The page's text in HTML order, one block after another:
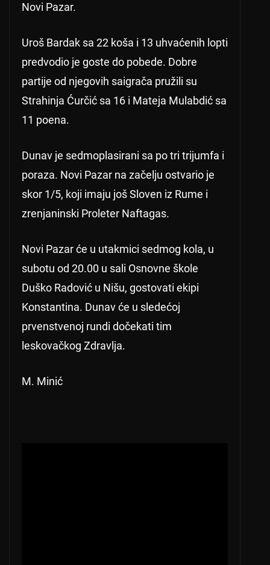
Novi Pazar.
Uroš Bardak sa 22 koša i 13 uhvaćenih lopti
predvodio je goste do pobede. Dobre
partije od njegovih saigrača pružili su
Strahinja Ćurčić sa 16 i Mateja Mulabdić sa
11 poena.
Dunav je sedmoplasirani sa po tri trijumfa i
poraza. Novi Pazar na začelju ostvario je
skor 1/5, koji imaju još Sloven iz Rume i
zrenjaninski Proleter Naftagas.
Novi Pazar će u utakmici sedmog kola, u
subotu od 20.00 u sali Osnovne škole
Duško Radović u Nišu, gostovati ekipi
Konstantina. Dunav će u sledećoj
prvenstvenoj rundi dočekati tim
leskovačkog Zdravlja.
M. Minić